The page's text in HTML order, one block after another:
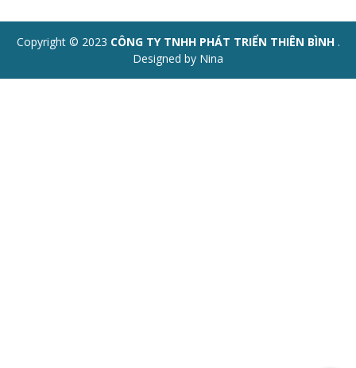
Copyright © 2023 CÔNG TY TNHH PHÁT TRIỂN THIÊN BÌNH .
Designed by Nina